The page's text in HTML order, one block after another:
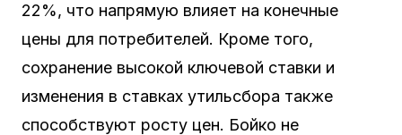
22%, что напрямую влияет на конечные
цены для потребителей. Кроме того,
сохранение высокой ключевой ставки и
изменения в ставках утильсбора также
способствуют росту цен. Бойко не